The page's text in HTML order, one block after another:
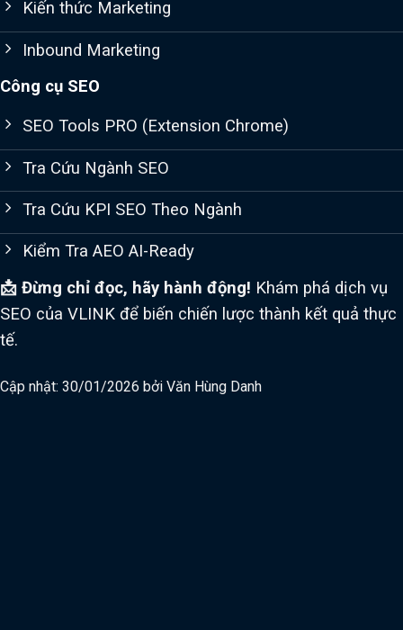
Kiến thức Marketing
Inbound Marketing
Công cụ SEO
SEO Tools PRO (Extension Chrome)
Tra Cứu Ngành SEO
Tra Cứu KPI SEO Theo Ngành
Kiểm Tra AEO AI-Ready
📩 Đừng chỉ đọc, hãy hành động! Khám phá dịch vụ
SEO của VLINK để biến chiến lược thành kết quả thực
tế.
Cập nhật: 30/01/2026 bởi Văn Hùng Danh